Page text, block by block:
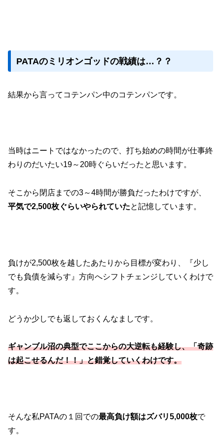
PATAのミリオンゴッドの戦績は…？？
結果から言ってコテンパン中のコテンパンです。
当時はニートではなかったので、打ち始めの時間が仕事終
わりのだいたい19～20時ぐらいだったと思います。
そこから閉店までの3～4時間が勝負だったわけですが、
平気で2,500枚ぐらいやられていたと記憶しています。
負けが2,500枚を越したあたりから目標が変わり、『少し
でも負債を減らす』方向へシフトチェンジしていくわけで
す。
どうか少しでも返しておくんなましです。
ギャンブル沼の典型でここからの大逆転も経験し、「奇跡
は起こせるんだ！！」と錯覚していくわけです。
そんな私PATAの１回での最高負け額はズバリ5,000枚で
す。